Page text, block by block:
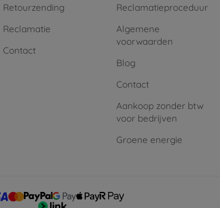
Retourzending
Reclamatie
Contact
Reclamatieproceduur
Algemene
voorwaarden
Blog
Contact
Aankoop zonder btw
voor bedrijven
Groene energie